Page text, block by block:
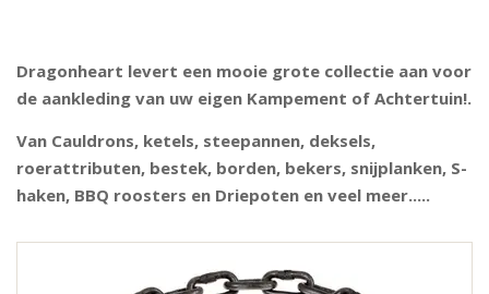
Dragonheart levert een mooie grote collectie aan voor
de aankleding van uw eigen Kampement of Achtertuin!.
Van Cauldrons, ketels, steepannen, deksels,
roerattributen, bestek, borden, bekers, snijplanken, S-
haken, BBQ roosters en Driepoten en veel meer.....